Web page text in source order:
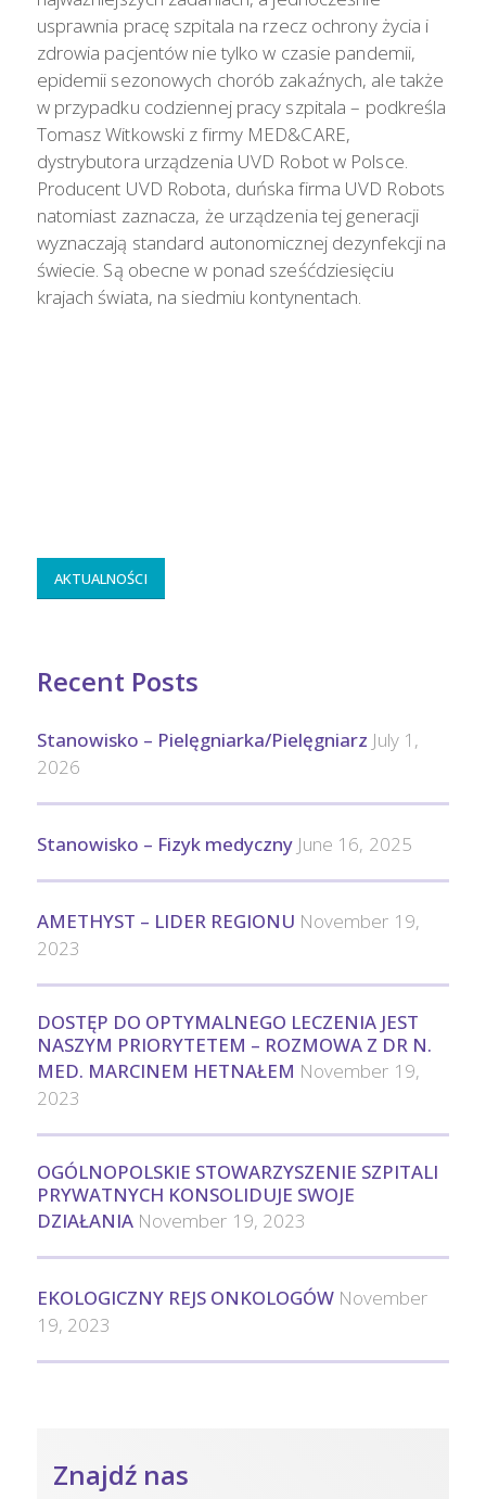
usprawnia pracę szpitala na rzecz ochrony życia i
zdrowia pacjentów nie tylko w czasie pandemii,
epidemii sezonowych chorób zakaźnych, ale także
w przypadku codziennej pracy szpitala – podkreśla
Tomasz Witkowski z firmy MED&CARE,
dystrybutora urządzenia UVD Robot w Polsce.
Producent UVD Robota, duńska firma UVD Robots
natomiast zaznacza, że urządzenia tej generacji
wyznaczają standard autonomicznej dezynfekcji na
świecie. Są obecne w ponad sześćdziesięciu
krajach świata, na siedmiu kontynentach.
AKTUALNOŚCI
Recent Posts
Stanowisko – Pielęgniarka/Pielęgniarz July 1,
2026
Stanowisko – Fizyk medyczny June 16, 2025
AMETHYST – LIDER REGIONU November 19,
2023
DOSTĘP DO OPTYMALNEGO LECZENIA JEST
NASZYM PRIORYTETEM – ROZMOWA Z DR N.
MED. MARCINEM HETNAŁEM November 19,
2023
OGÓLNOPOLSKIE STOWARZYSZENIE SZPITALI
PRYWATNYCH KONSOLIDUJE SWOJE
DZIAŁANIA November 19, 2023
EKOLOGICZNY REJS ONKOLOGÓW November
19, 2023
Znajdź nas